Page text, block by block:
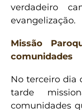
verdadeiro
evangelização.
Missão
comunidades
No terceiro dia
tarde
comunidades